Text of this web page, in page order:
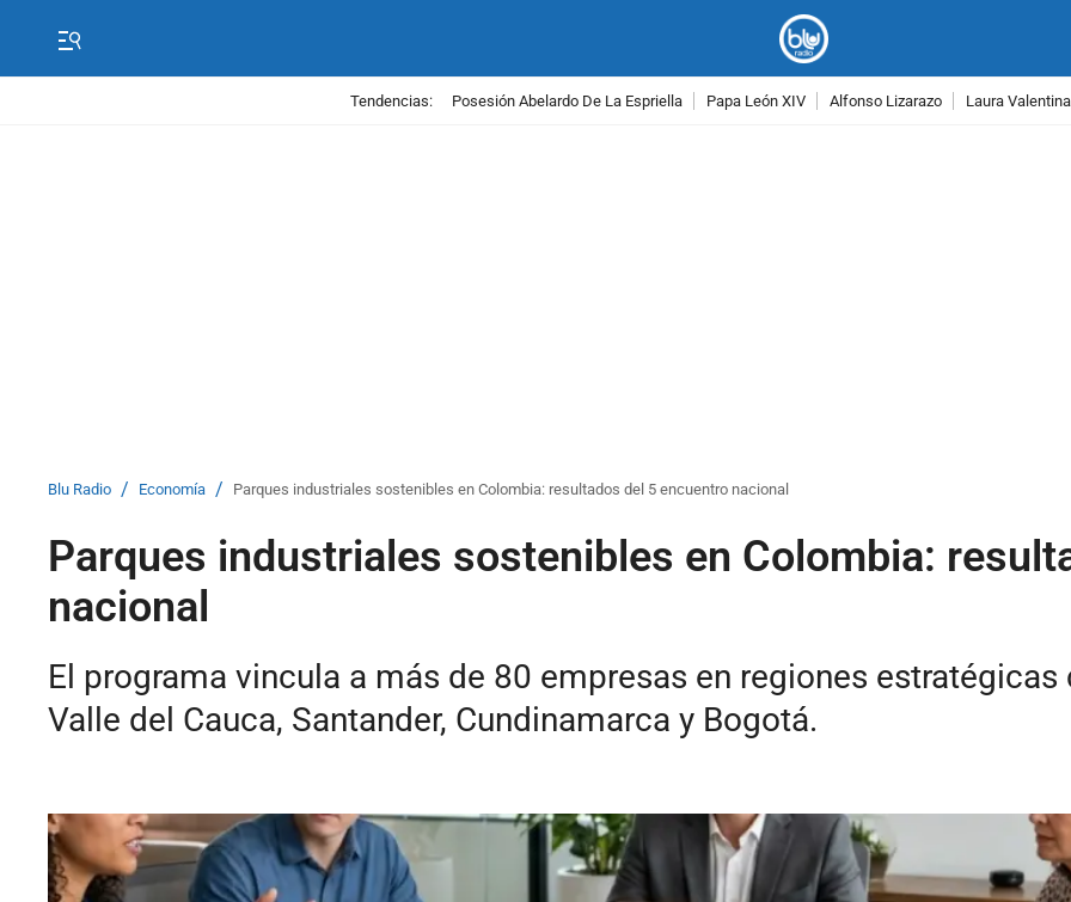
Tendencias: Posesión Abelardo De La Espriella Papa León XIV Alfonso Lizarazo Laura
Blu Radio / Economía / Parques industriales sostenibles en Colombia: resultados del 5 encuentro nacional
Parques industriales sostenibles en Colombia:
nacional
El programa vincula a más de 80 empresas en regiones
Valle del Cauca, Santander, Cundinamarca y Bogotá.